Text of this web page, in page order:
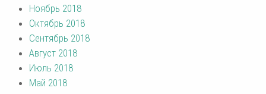
Ноябрь 2018
Октябрь 2018
Сентябрь 2018
Август 2018
Июль 2018
Май 2018